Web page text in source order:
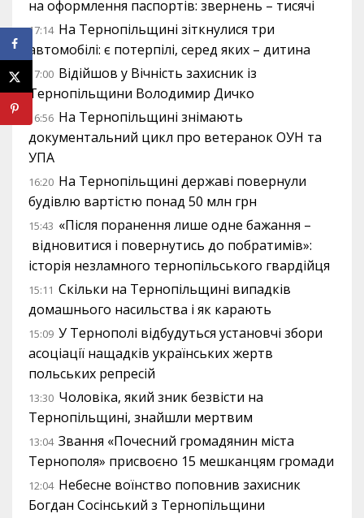
на оформлення паспортів: звернень – тисячі
17:14 На Тернопільщині зіткнулися три
автомобілі: є потерпілі, серед яких – дитина
17:00 Відійшов у Вічність захисник із
Тернопільщини Володимир Дичко
16:56 На Тернопільщині знімають
документальний цикл про ветеранок ОУН та
УПА
16:20 На Тернопільщині державі повернули
будівлю вартістю понад 50 млн грн
15:43 «Після поранення лише одне бажання –
відновитися і повернутись до побратимів»:
історія незламного тернопільського гвардійця
15:11 Скільки на Тернопільщині випадків
домашнього насильства і як карають
15:09 У Тернополі відбудуться установчі збори
асоціації нащадків українських жертв
польських репресій
13:30 Чоловіка, який зник безвісти на
Тернопільщині, знайшли мертвим
13:04 Звання «Почесний громадянин міста
Тернополя» присвоєно 15 мешканцям громади
12:04 Небесне воїнство поповнив захисник
Богдан Сосінський з Тернопільщини